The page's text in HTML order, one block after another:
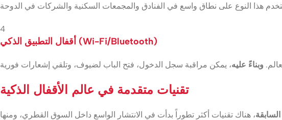
4
أقفال التطبيق الذكي (Wi-Fi/Bluetooth)
وبناءً عليه
تقنيات متقدمة في عالم الأقفال الذكية
السابقة